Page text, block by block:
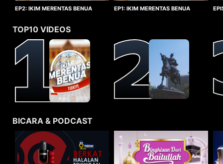
EP2: IKIM MERENTAS BENUA
EP1: IKIM MERENTAS BENUA
TOP10 VIDEOS
BICARA & PODCAST